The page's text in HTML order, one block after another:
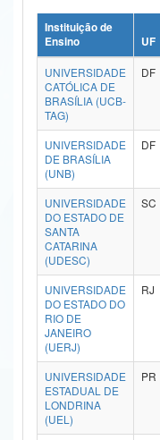
Ministério da Ciência,
Ministério do Meio Ambiente
Ministério do Turismo
Ministério do Desenvolvimento
Controladoria-Geral da União
Ministério da Mulher, da Família
Secretaria-Geral
Secretaria de Governo
Gabinete de Segurança
Advocacia-Geral da União
Banco Central do Brasil
Instituição de
Ensino
UF
UNIVERSIDADE
CATÓLICA DE
BRASÍLIA (UCB-
TAG)
DF
UNIVERSIDADE
DE BRASÍLIA
(UNB)
DF
UNIVERSIDADE
DO ESTADO DE
SANTA
CATARINA
(UDESC)
SC
UNIVERSIDADE
DO ESTADO DO
RIO DE
JANEIRO
(UERJ)
RJ
UNIVERSIDADE
ESTADUAL DE
LONDRINA
(UEL)
PR